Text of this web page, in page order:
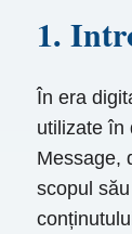
1.
În era
utilizate în
Message,
scopul